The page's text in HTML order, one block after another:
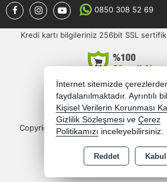
0850 308 52 69
Kredi kartı bilgileriniz 256bit SSL
Copyright 2026 semercioglutoptan.com -
Bu site AKINSOFT E-Ticaret ile
İnternet sitemizde
faydalanılmaktadır. Ayrıntılı
Kişisel Verilerin Korunması
Gizlilik Sözleşmesi ve Çerez
Politikamızı inceleyebilirsiniz.
Reddet